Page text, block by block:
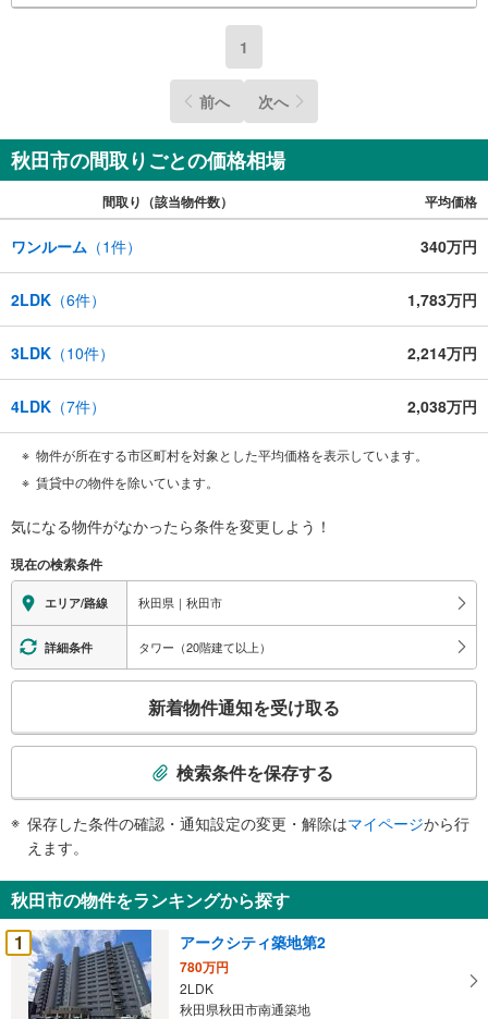
1
前へ 次へ
秋田市の間取りごとの価格相場
間取り（該当物件数） 平均価格
ワンルーム （1件） 340万円
2LDK （6件） 1,783万円
3LDK （10件） 2,214万円
4LDK （7件） 2,038万円
物件が所在する市区町村を対象とした平均価格を表示しています。
賃貸中の物件を除いています。
気になる物件がなかったら条件を変更しよう！
現在の検索条件
エリア/路線 秋田県｜秋田市
詳細条件 タワー（20階建て以上）
検
知
を
受
け
新着物件通知を受け取る
検索条件を保存する
保存した条件の確認・通知設定の変更・解除はマイページから行
えます。
秋田市の物件をランキングから探す
1
アークシティ築地第2
780万円
2LDK
秋田県秋田市南通築地